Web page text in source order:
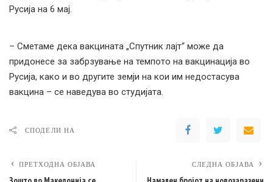
Русија на 6 мај.
– Сметаме дека вакцината „Спутник лајт“ може да
придонесе за забрзување на темпото на вакцинација во
Русија, како и во другите земји на кои им недостасува
вакцина – се наведува во студијата.
СПОДЕЛИ НА
ПРЕТХОДНА ОБЈАВА СЛЕДНА ОБЈАВА